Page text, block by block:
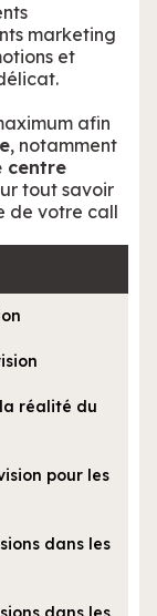
marketing
et
afin
, notamment
centre
tout savoir
de votre call
réalité du
pour les
dans les